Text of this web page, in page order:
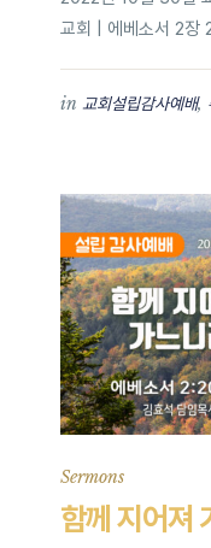
교회 | 에베소서 2장
in 교회설립감사예배,
Sermons
함께 지어져